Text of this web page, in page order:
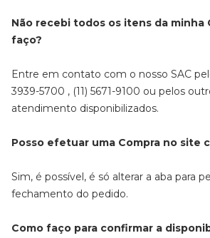
Não recebi todos os itens da minha
faço?
Entre em contato com o nosso SAC
3939-5700 , (11) 5671-9100 ou pelos
atendimento disponibilizados.
Posso efetuar uma Compra no site
Sim, é possível, é só alterar a aba para
fechamento do pedido.
Como faço para confirmar a